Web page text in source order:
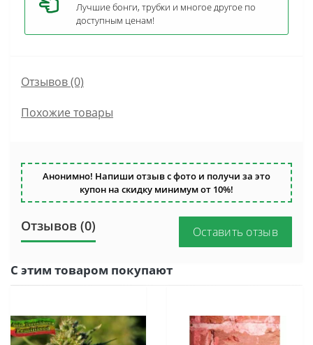
Лучшие бонги, трубки и многое другое по
доступным ценам!
Отзывов (0)
Похожие товары
Анонимно! Напиши отзыв с фото и получи за это
купон на скидку минимум от 10%!
Отзывов (0) Оставить отзыв
С этим товаром покупают